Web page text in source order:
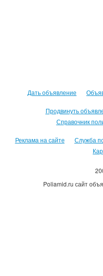
Дать объявление
Продвинуть
Справочник
Реклама на сайте Служба
Poliamid.ru сайт